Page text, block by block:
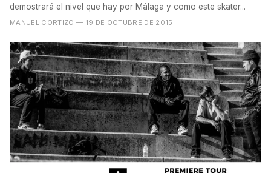
demostrará el nivel que hay por Málaga y como este skater...
MANUEL CORTIZO — 19 DE OCTUBRE DE 2015